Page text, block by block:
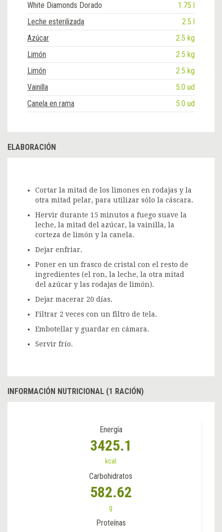
White Diamonds Dorado
1.75 l
Leche esterilizada
2.5 l
Azúcar
2.5 kg
Limón
2.5 kg
Limón
2.5 kg
Vainilla
5.0 ud
Canela en rama
5.0 ud
ELABORACIÓN
Cortar la mitad de los limones en rodajas y la
otra mitad pelar, para utilizar sólo la cáscara.
Hervir durante 15 minutos a fuego suave la
leche, la mitad del azúcar, la vainilla, la
corteza de limón y la canela.
Dejar enfriar.
Poner en un frasco de cristal con el resto de
ingredientes (el ron, la leche, la otra mitad
del azúcar y las rodajas de limón).
Dejar macerar 20 días.
Filtrar 2 veces con un filtro de tela.
Embotellar y guardar en cámara.
Servir frío.
INFORMACIÓN NUTRICIONAL (1 RACIÓN)
Energía
3425.1
kcal
Carbohidratos
582.62
g
Proteínas